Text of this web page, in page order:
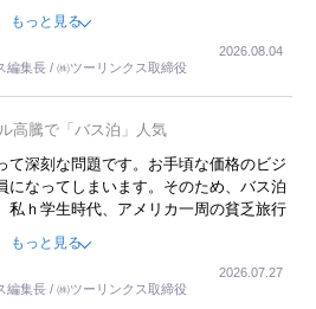
ようなイベントが行われれば、日本人に
みが増えるでしょうね。
もっと見る
編集長 / ㈱ツーリンクス取締役
2026.08.04
高騰で「バス泊」人気
て深刻な問題です。お手頃な価格のビジ
になってしまいます。そのため、バス泊
私ｈ学生時代、アメリカ一周の貧乏旅行
ウンドバスでした。夕方から夜の便を利
ました。ただし、若いからできたことで
に行った、青森に行ったと聞くと、疲れ
まいます。
もっと見る
編集長 / ㈱ツーリンクス取締役
2026.07.27